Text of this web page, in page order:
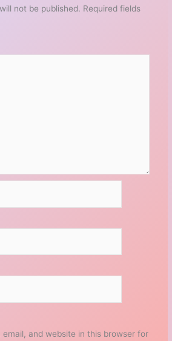
not be published. Required fields
email, and website in this browser for